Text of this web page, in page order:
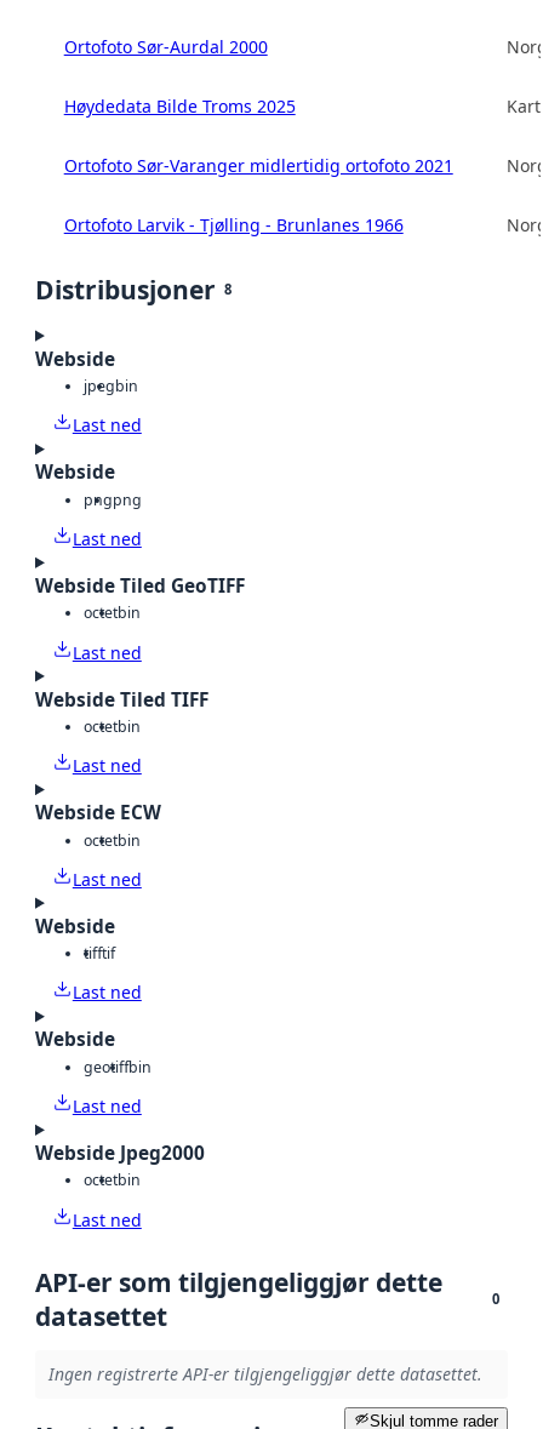
Ortofoto Sør-Aurdal 2000
Høydedata Bilde Troms 2025
Ortofoto Sør-Varanger midlertidig ortofoto 2021
Ortofoto Larvik - Tjølling - Brunlanes 1966
Distribusjoner 8
Webside
jpegbin
Last ned
Webside
pngpng
Last ned
Webside Tiled GeoTIFF
octetbin
Last ned
Webside Tiled TIFF
octetbin
Last ned
Webside ECW
octetbin
Last ned
Webside
tifftif
Last ned
Webside
geotiffbin
Last ned
Webside Jpeg2000
octetbin
Last ned
API-er som tilgjengeliggjør dette
datasettet
0
Ingen registrerte API-er tilgjengeliggjør dette datasettet.
Skjul tomme rader